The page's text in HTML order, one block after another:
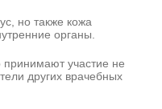
но также кожа
органы.
принимают участие не
других врачебных